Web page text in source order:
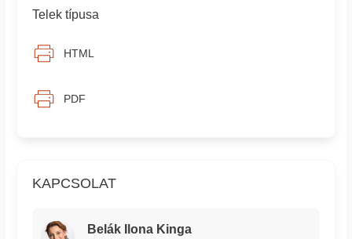
KAPCSOLAT
Belák Ilona Kinga
Telek típusa
HTML
PDF